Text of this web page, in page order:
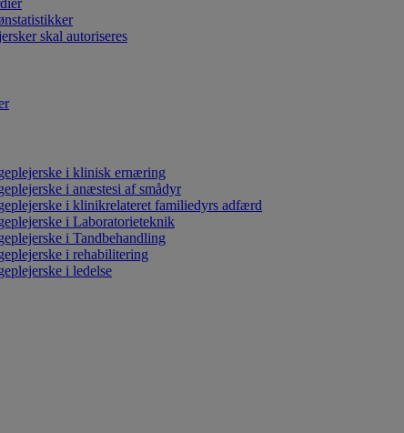
skal autoriseres
i klinisk ernæring
i anæstesi af smådyr
i klinikrelateret familiedyrs adfærd
i Laboratorieteknik
i Tandbehandling
i rehabilitering
i ledelse